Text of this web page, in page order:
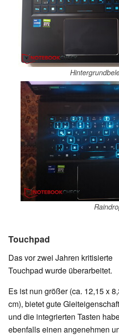
Touchpad
Das vor zwei Jahren kritisierte
Touchpad wurde überarbeitet.
Es ist nun größer (ca. 12,15 x
cm), bietet gute
und die integrierten Tasten
ebenfalls einen angenehmen